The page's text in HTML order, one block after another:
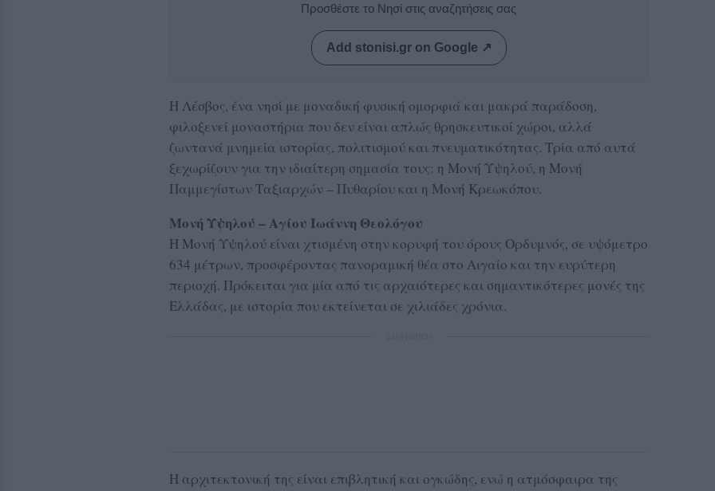
Προσθέστε το Νησί στις αναζητήσεις σας
Add stonisi.gr on Google ↗
Η Λέσβος, ένα νησί με μοναδική φυσική ομορφιά και μακρά παράδοση,
φιλοξενεί μοναστήρια που δεν είναι απλώς θρησκευτικοί χώροι, αλλά
ζωντανά μνημεία ιστορίας, πολιτισμού και πνευματικότητας. Τρία από αυτά
ξεχωρίζουν για την ιδιαίτερη σημασία τους: η Μονή Υψηλού, η Μονή
Παμμεγίστων Ταξιαρχών – Πυθαρίου και η Μονή Κρεωκόπου.
Μονή Υψηλού – Αγίου Ιωάννη Θεολόγου
Η Μονή Υψηλού είναι χτισμένη στην κορυφή του όρους Ορδυμνός, σε υψόμετρο
634 μέτρων, προσφέροντας πανοραμική θέα στο Αιγαίο και την ευρύτερη
περιοχή. Πρόκειται για μία από τις αρχαιότερες και σημαντικότερες μονές της
Ελλάδας, με ιστορία που εκτείνεται σε χιλιάδες χρόνια.
Η αρχιτεκτονική της είναι επιβλητική και ογκώδης, ενώ η ατμόσφαιρα της